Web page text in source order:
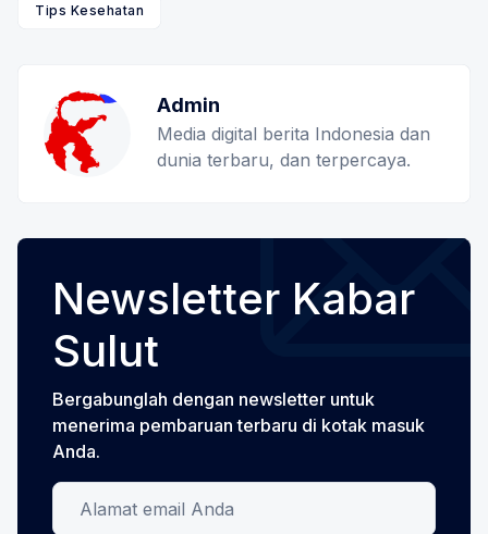
Tips Kesehatan
Admin
Media digital berita Indonesia dan
dunia terbaru, dan terpercaya.
Newsletter Kabar
Sulut
Bergabunglah dengan newsletter untuk
menerima pembaruan terbaru di kotak masuk
Anda.
Alamat email Anda